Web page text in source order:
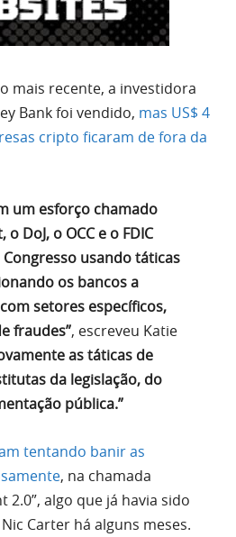
mais recente, a investidora
Bank foi vendido, mas US$ 4
cripto ficaram de fora da
um esforço chamado
DoJ, o OCC e o FDIC
usando táticas
os bancos a
setores específicos,
fraudes”, escreveu Katie
as táticas de
da legislação, do
pública.”
tentando banir as
, na chamada
2.0”, algo que já havia sido
Carter há alguns meses.